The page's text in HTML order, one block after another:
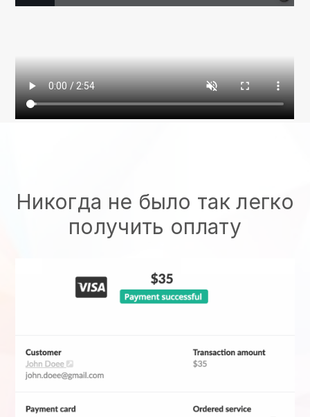
Никогда не было так легко
получить оплату